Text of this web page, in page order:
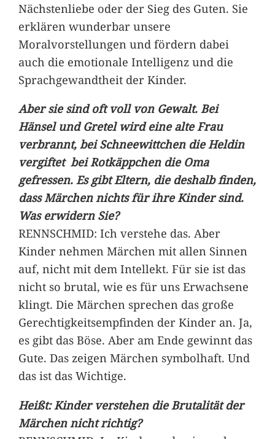
Nächstenliebe oder der Sieg des Guten. Sie
erklären wunderbar unsere
Moralvorstellungen und fördern dabei
auch die emotionale Intelligenz und die
Sprachgewandtheit der Kinder.
Aber sie sind oft voll von Gewalt. Bei
Hänsel und Gretel wird eine alte Frau
verbrannt, bei Schneewittchen die Heldin
vergiftet bei Rotkäppchen die Oma
gefressen. Es gibt Eltern, die deshalb finden,
dass Märchen nichts für ihre Kinder sind.
Was erwidern Sie?
RENNSCHMID: Ich verstehe das. Aber
Kinder nehmen Märchen mit allen Sinnen
auf, nicht mit dem Intellekt. Für sie ist das
nicht so brutal, wie es für uns Erwachsene
klingt. Die Märchen sprechen das große
Gerechtigkeitsempfinden der Kinder an. Ja,
es gibt das Böse. Aber am Ende gewinnt das
Gute. Das zeigen Märchen symbolhaft. Und
das ist das Wichtige.
Heißt: Kinder verstehen die Brutalität der
Märchen nicht richtig?